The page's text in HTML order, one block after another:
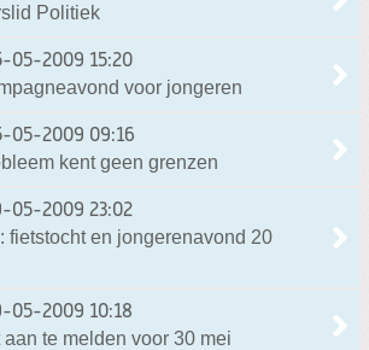
Politiek
05-2009 15:20
voor jongeren
05-2009 09:16
kent geen grenzen
05-2009 23:02
fietstocht en jongerenavond 20
05-2009 10:18
te melden voor 30 mei